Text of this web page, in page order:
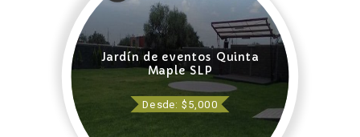
Jardín de eventos Quinta
Maple SLP
Desde: $5,000